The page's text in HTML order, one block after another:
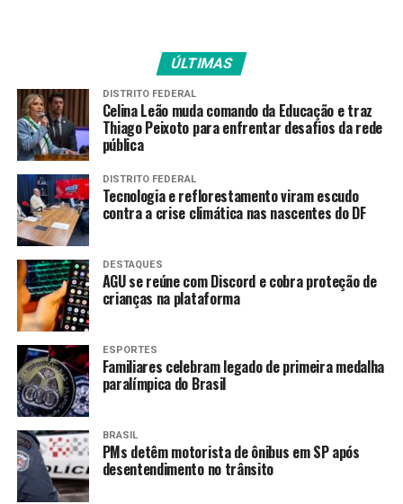
Com o período chuvoso, o governo destaca a
importância da colaboração da população para evitar o
descarte irregular de resíduos em ruas e sistemas de
escoamento, prática que sobrecarrega a rede e aumenta
o risco de alagamentos.
TAGS
PRÓXIMO
UBSs do DF ampliam cuidado integral voltado à
população idosa
RECENTES
Sejus-DF leva ações de conscientização a blocos
infantis do Carnaval
Amarildo Mota
ÚLTIMAS
DISTRITO FEDERAL
Celina Leão muda comando da Educação e traz
Thiago Peixoto para enfrentar desafios da rede
pública
DISTRITO FEDERAL
Tecnologia e reflorestamento viram escudo
contra a crise climática nas nascentes do DF
DESTAQUES
AGU se reúne com Discord e cobra proteção de
crianças na plataforma
ESPORTES
Familiares celebram legado de primeira medalha
paralímpica do Brasil
BRASIL
PMs detêm motorista de ônibus em SP após
desentendimento no trânsito